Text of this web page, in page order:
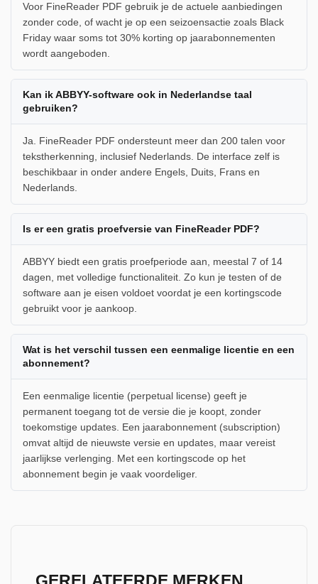
Voor FineReader PDF gebruik je de actuele aanbiedingen
zonder code, of wacht je op een seizoensactie zoals Black
Friday waar soms tot 30% korting op jaarabonnementen
wordt aangeboden.
Kan ik ABBYY-software ook in Nederlandse taal
gebruiken?
Ja. FineReader PDF ondersteunt meer dan 200 talen voor
tekstherkenning, inclusief Nederlands. De interface zelf is
beschikbaar in onder andere Engels, Duits, Frans en
Nederlands.
Is er een gratis proefversie van FineReader PDF?
ABBYY biedt een gratis proefperiode aan, meestal 7 of 14
dagen, met volledige functionaliteit. Zo kun je testen of de
software aan je eisen voldoet voordat je een kortingscode
gebruikt voor je aankoop.
Wat is het verschil tussen een eenmalige licentie en een
abonnement?
Een eenmalige licentie (perpetual license) geeft je
permanent toegang tot de versie die je koopt, zonder
toekomstige updates. Een jaarabonnement (subscription)
omvat altijd de nieuwste versie en updates, maar vereist
jaarlijkse verlenging. Met een kortingscode op het
abonnement begin je vaak voordeliger.